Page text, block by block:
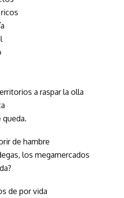
a raspar la olla
queda.
de hambre
los megamercados
de por vida